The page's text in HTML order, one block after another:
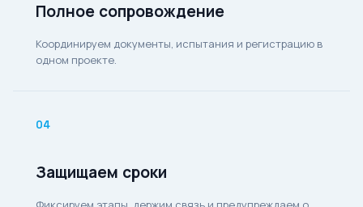
Полное сопровождение
Координируем документы, испытания и регистрацию в
одном проекте.
04
Защищаем сроки